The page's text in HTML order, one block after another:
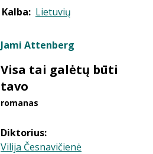
Kalba: Lietuvių
Jami Attenberg
Visa tai galėtų būti
tavo
romanas
Diktorius:
Vilija Česnavičienė